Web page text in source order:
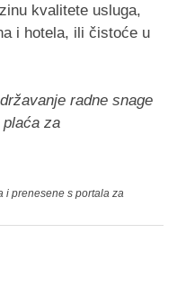
kvalitete usluga,
i hotela, ili čistoće u
radne snage
za
i prenesene s portala za